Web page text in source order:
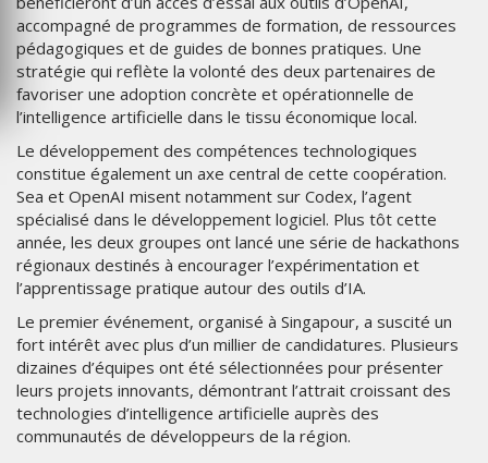
accompagné de programmes de formation, de ressources
pédagogiques et de guides de bonnes pratiques. Une
stratégie qui reflète la volonté des deux partenaires de
favoriser une adoption concrète et opérationnelle de
l’intelligence artificielle dans le tissu économique local.
Le développement des compétences technologiques
constitue également un axe central de cette coopération.
Sea et OpenAI misent notamment sur Codex, l’agent
spécialisé dans le développement logiciel. Plus tôt cette
année, les deux groupes ont lancé une série de hackathons
régionaux destinés à encourager l’expérimentation et
l’apprentissage pratique autour des outils d’IA.
Le premier événement, organisé à Singapour, a suscité un
fort intérêt avec plus d’un millier de candidatures. Plusieurs
dizaines d’équipes ont été sélectionnées pour présenter
leurs projets innovants, démontrant l’attrait croissant des
technologies d’intelligence artificielle auprès des
communautés de développeurs de la région.